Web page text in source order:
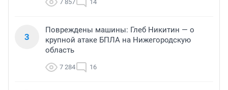
7 857 14
3
Повреждены машины: Глеб Никитин — о
крупной атаке БПЛА на Нижегородскую
область
7 284 16